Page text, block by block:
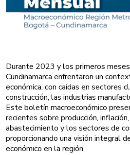
Durante 2023 y los primeros
Cundinamarca enfrentaron un
económica, con caídas en sectores
construcción, las industrias
Este boletín macroeconómico
recientes sobre producción,
abastecimiento y los sectores de
proporcionando una visión integral
económico en la región